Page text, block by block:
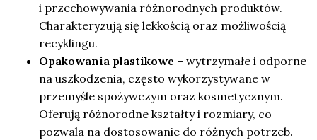
i przechowywania różnorodnych produktów.
Charakteryzują się lekkością oraz możliwością
recyklingu.
Opakowania plastikowe – wytrzymałe i odporne
na uszkodzenia, często wykorzystywane w
przemyśle spożywczym oraz kosmetycznym.
Oferują różnorodne kształty i rozmiary, co
pozwala na dostosowanie do różnych potrzeb.